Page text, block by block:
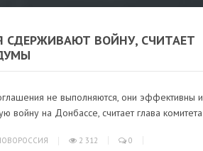
СДЕРЖИВАЮТ ВОЙНУ, СЧИТАЕТ
не выполняются, они эффективны и
на Донбассе, считает глава комитета
2 312 0